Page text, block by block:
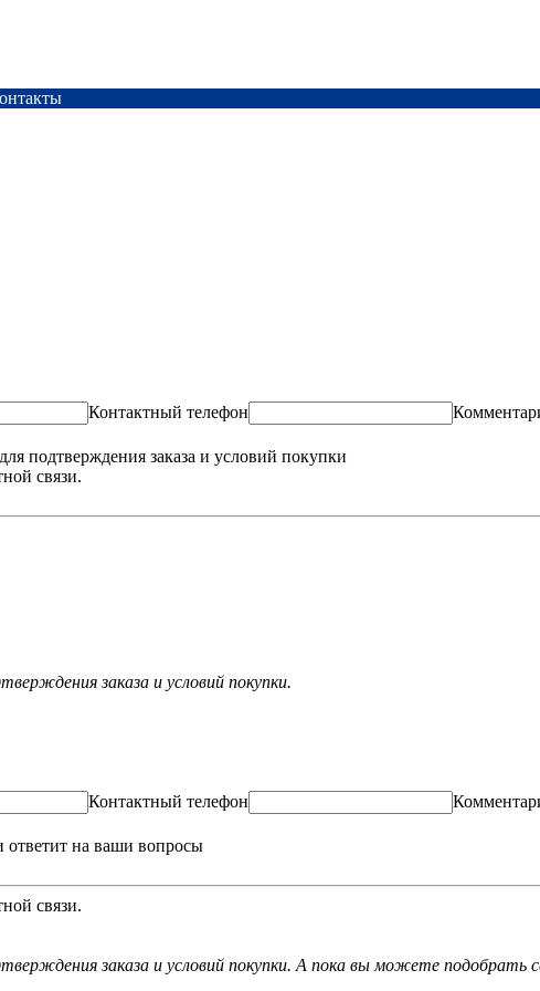
Контактный телефон
подтверждения заказа и условий покупки
связи.
заказа и условий покупки.
Контактный телефон
ответит на ваши вопросы
связи.
заказа и условий покупки. А пока вы можете подобрать